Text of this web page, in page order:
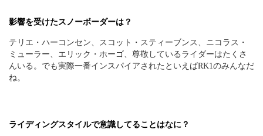
影響を受けたスノーボーダーは？
テリエ・ハーコンセン、スコット・スティーブンス、ニコラス・
ミューラー、エリック・ホーゴ、尊敬しているライダーはたくさ
んいる。でも実際一番インスパイアされたといえばRK1のみんなだ
ね。
ライディングスタイルで意識してることはなに？